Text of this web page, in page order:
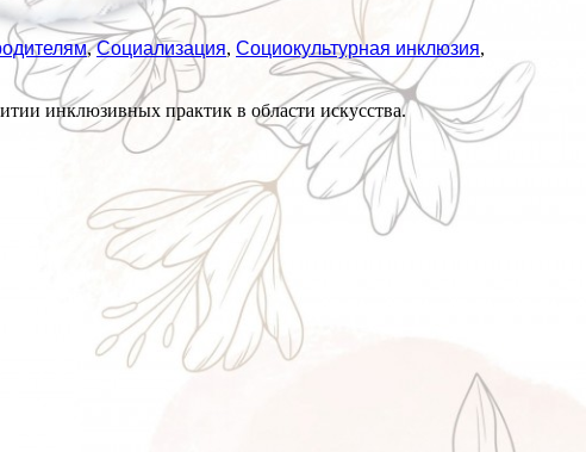
,Социализация, Социокультурная инклюзия,
инклюзивных практик в области искусства.